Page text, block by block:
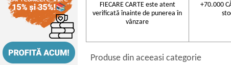
FIECARE CARTE este atent
verificată înainte de punerea în
vânzare
+70.000
Produse din aceeasi categorie